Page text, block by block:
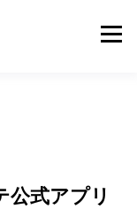
公式アプリ